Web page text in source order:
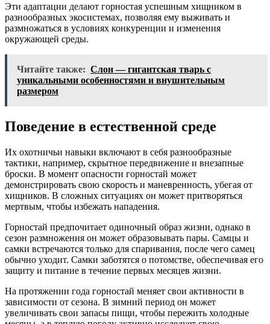
Эти адаптации делают горностая успешным хищником в
разнообразных экосистемах, позволяя ему выживать и
размножаться в условиях конкуренции и изменения
окружающей среды.
Читайте также: Слон — гигантская тварь с
уникальными особенностями и внушительным
размером
Поведение в естественной среде
Их охотничьи навыки включают в себя разнообразные
тактики, например, скрытное передвижение и внезапные
броски. В момент опасности горностай может
демонстрировать свою скорость и маневренность, убегая от
хищников. В сложных ситуациях он может притворяться
мертвым, чтобы избежать нападения.
Горностай предпочитает одиночный образ жизни, однако в
сезон размножения он может образовывать пары. Самцы и
самки встречаются только для спаривания, после чего самец
обычно уходит. Самки заботятся о потомстве, обеспечивая его
защиту и питание в течение первых месяцев жизни.
На протяжении года горностай меняет свои активности в
зависимости от сезона. В зимний период он может
увеличивать свои запасы пищи, чтобы пережить холодные